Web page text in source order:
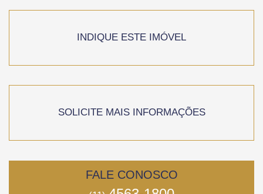
INDIQUE ESTE IMÓVEL
SOLICITE MAIS INFORMAÇÕES
FALE CONOSCO